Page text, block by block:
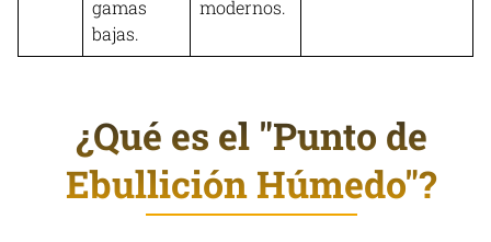
gamas
bajas.
modernos.
¿Qué es el "Punto de
Ebullición Húmedo"?